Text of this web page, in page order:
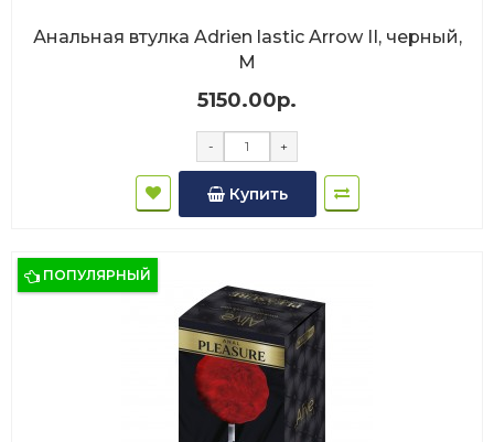
Анальная втулка Adrien lastic Arrow II, черный,
M
5150.00р.
- +
Купить
ПОПУЛЯРНЫЙ